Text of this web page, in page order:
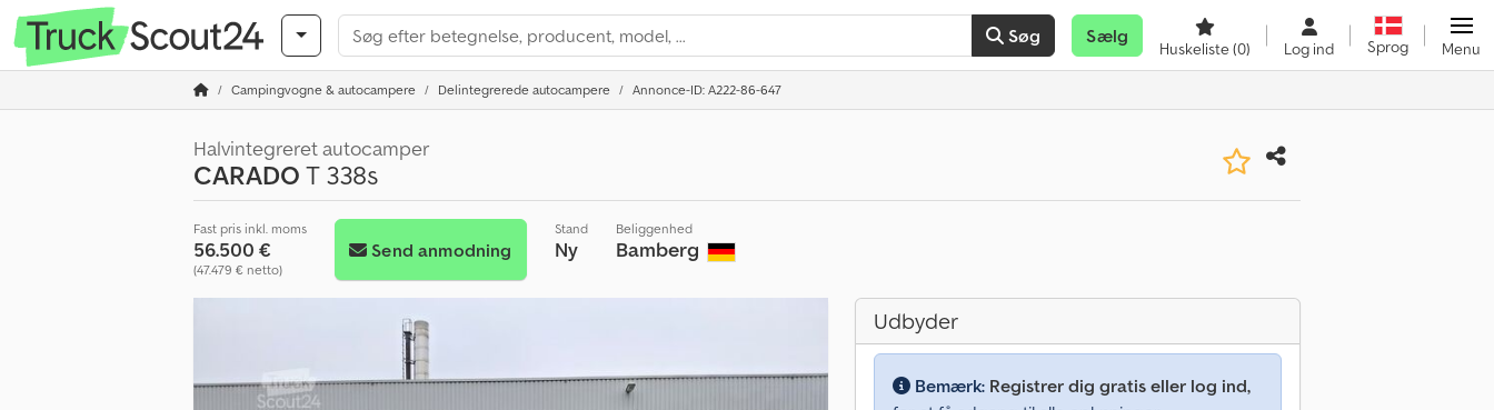
Søg Sælg
Huskeliste(0) Log ind Sprog Menu
Campingvogne & autocampere Delintegrerede autocampere Annonce-ID: A222-86-647
Halvintegreret autocamper
CARADOT 338s
Fast pris inkl. moms
56.500 €
(47.479 € netto)
Send anmodning
Stand
Ny
Beliggenhed
Bamberg
Udbyder
Bemærk: Registrer dig gratis eller log ind,